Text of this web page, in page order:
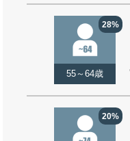
28%
55～64歳
20%